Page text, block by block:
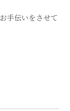
手伝いをさせて